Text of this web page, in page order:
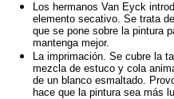
Los hermanos Van Eyck
elemento secativo. Se trata
que se pone sobre la pintura
mantenga mejor.
La imprimación. Se cubre la
mezcla de estuco y cola
de un blanco esmaltado.
hace que la pintura sea más